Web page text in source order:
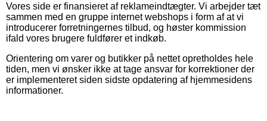
Vores side er finansieret af reklameindtægter. Vi arbejder tæt
sammen med en gruppe internet webshops i form af at vi
introducerer forretningernes tilbud, og høster kommission
ifald vores brugere fuldfører et indkøb.
Orientering om varer og butikker på nettet opretholdes hele
tiden, men vi ønsker ikke at tage ansvar for korrektioner der
er implementeret siden sidste opdatering af hjemmesidens
informationer.